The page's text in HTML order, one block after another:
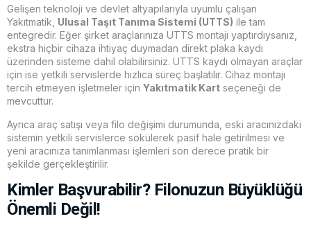
Gelişen teknoloji ve devlet altyapılarıyla uyumlu çalışan
Yakıtmatik, Ulusal Taşıt Tanıma Sistemi (UTTS) ile tam
entegredir. Eğer şirket araçlarınıza UTTS montajı yaptırdıysanız,
ekstra hiçbir cihaza ihtiyaç duymadan direkt plaka kaydı
üzerinden sisteme dahil olabilirsiniz. UTTS kaydı olmayan araçlar
için ise yetkili servislerde hızlıca süreç başlatılır. Cihaz montajı
tercih etmeyen işletmeler için Yakıtmatik Kart seçeneği de
mevcuttur.
Ayrıca araç satışı veya filo değişimi durumunda, eski aracınızdaki
sistemin yetkili servislerce sökülerek pasif hale getirilmesi ve
yeni aracınıza tanımlanması işlemleri son derece pratik bir
şekilde gerçekleştirilir.
Kimler Başvurabilir? Filonuzun Büyüklüğü
Önemli Değil!